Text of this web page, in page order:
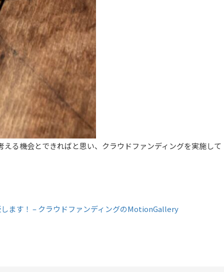
る機会とできればと思い、クラウドファンディングを実施して
ます！ – クラウドファンディングのMotionGallery